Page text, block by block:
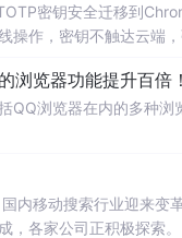
密钥安全迁移到
操作，密钥不触达云端
浏览器功能提升百倍！
QQ浏览器在内的多种
内移动搜索行业迎来变
，各家公司正积极探索。